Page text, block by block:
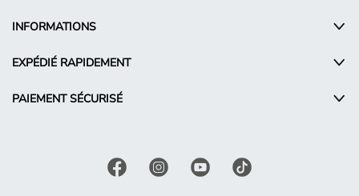
INFORMATIONS
EXPÉDIÉ RAPIDEMENT
PAIEMENT SÉCURISÉ